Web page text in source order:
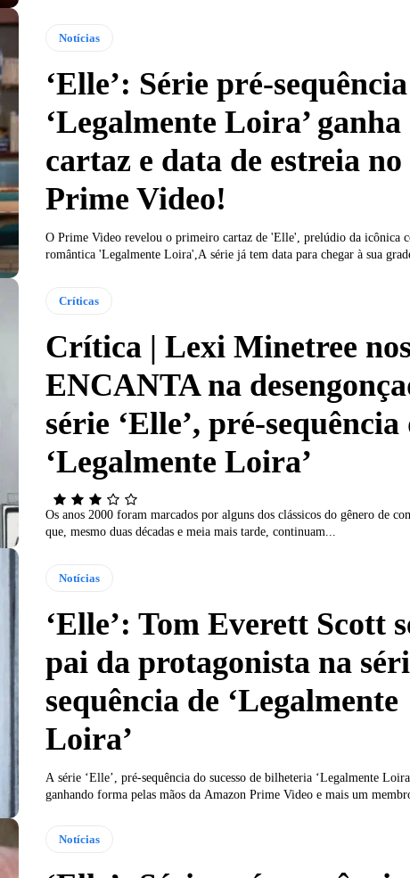
Notícias
‘Elle’: Série pré-
‘Legalmente Loira’ ganha
cartaz e data de estreia no
Prime Video!
O Prime Video revelou o primeiro cartaz de 'Elle', prelúdio da icônica
romântica 'Legalmente Loira',A série já tem data para chegar à sua
Críticas
Crítica | Lexi Minetree
ENCANTA na
série ‘Elle’, pré-sequência
‘Legalmente Loira’
Os anos 2000 foram marcados por alguns dos clássicos do gênero de
que, mesmo duas décadas e meia mais tarde, continuam...
Notícias
‘Elle’: Tom Everett Scott
pai da protagonista na
sequência de ‘Legalmente
Loira’
A série ‘Elle’, pré-sequência do sucesso de bilheteria ‘Legalmente
ganhando forma pelas mãos da Amazon Prime Video e mais um
Notícias